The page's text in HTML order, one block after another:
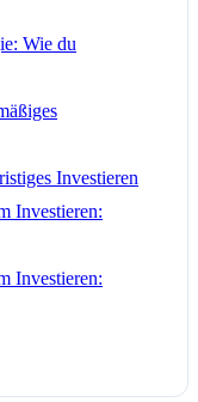
Wie du
Investieren
Investieren:
Investieren: